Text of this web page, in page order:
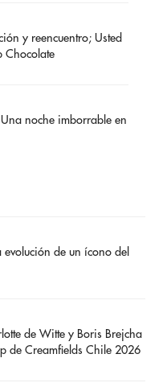
y reencuentro; Usted
Chocolate
Una noche imborrable en
de un ícono del
de Witte y Boris Brejcha
de Creamfields Chile 2026